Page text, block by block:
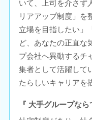
いて、上司を介さず
リアアップ制度」を
立場を目指したい」
ど、あなたの正直な
プ会社へ異動するチ
集者として活躍して
たらしいキャリアを
『 大手グループな